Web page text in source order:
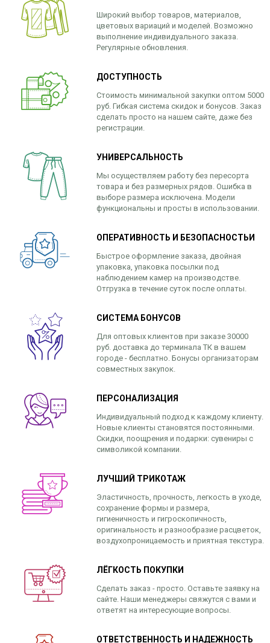
Широкий выбор товаров, материалов,
цветовых вариаций и моделей. Возможно
выполнение индивидуального заказа.
Регулярные обновления.
ДОСТУПНОСТЬ
Стоимость минимальной закупки оптом 5000
руб. Гибкая система скидок и бонусов. Заказ
сделать просто на нашем сайте, даже без
регистрации.
УНИВЕРСАЛЬНОСТЬ
Мы осуществляем работу без пересорта
товара и без размерных рядов. Ошибка в
выборе размера исключена. Модели
функциональны и просты в использовании.
ОПЕРАТИВНОСТЬ И БЕЗОПАСНОСТЬИ
Быстрое оформление заказа, двойная
упаковка, упаковка посылки под
наблюдением камер на производстве.
Отгрузка в течение суток после оплаты.
СИСТЕМА БОНУСОВ
Для оптовых клиентов при заказе 30000
руб. доставка до терминала ТК в вашем
городе - бесплатно. Бонусы организаторам
совместных закупок.
ПЕРСОНАЛИЗАЦИЯ
Индивидуальный подход к каждому клиенту.
Новые клиенты становятся постоянными.
Скидки, поощрения и подарки: сувениры с
символикой компании.
ЛУЧШИЙ ТРИКОТАЖ
Эластичность, прочность, легкость в уходе,
сохранение формы и размера,
гигиеничность и гигроскопичность,
оригинальность и разнообразие расцветок,
воздухопроницаемость и приятная текстура.
ЛЁГКОСТЬ ПОКУПКИ
Сделать заказ - просто. Оставьте заявку на
сайте. Наши менеджеры свяжутся с вами и
ответят на интересующие вопросы.
ОТВЕТСТВЕННОСТЬ И НАДЕЖНОСТЬ